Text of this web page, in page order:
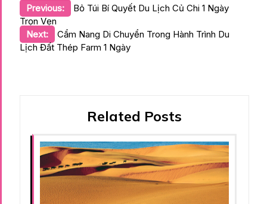
Điều
hướng
bài
Previous:
Bỏ Túi Bí Quyết Du Lịch Củ Chi 1 Ngày
Trọn Vẹn
Next:
Cẩm Nang Di Chuyển Trong Hành Trình Du
Lịch Đất Thép Farm 1 Ngày
Related Posts